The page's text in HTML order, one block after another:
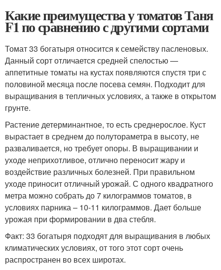
Какие преимущества у томатов Таня
F1 по сравнению с другими сортами
Томат 33 богатыря относится к семейству пасленовых.
Данный сорт отличается средней спелостью —
аппетитные томаты на кустах появляются спустя три с
половиной месяца после посева семян. Подходит для
выращивания в тепличных условиях, а также в открытом
грунте.
Растение детерминантное, то есть среднерослое. Куст
вырастает в среднем до полутораметра в высоту, не
разваливается, но требует опоры. В выращивании и
уходе неприхотливое, отлично переносит жару и
воздействие различных болезней. При правильном
уходе приносит отличный урожай. С одного квадратного
метра можно собрать до 7 килограммов томатов, в
условиях парника – 10-11 килограммов. Дает больше
урожая при формировании в два стебля.
Факт: 33 богатыря подходят для выращивания в любых
климатических условиях, от того этот сорт очень
распространен во всех широтах.